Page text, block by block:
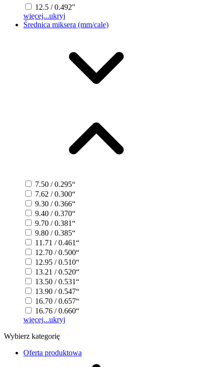
12.5 / 0.492"
więcej...ukryj
Średnica miksera (mm/cale)
7.50 / 0.295“
7.62 / 0.300“
9.30 / 0.366“
9.40 / 0.370“
9.70 / 0.381“
9.80 / 0.385“
11.71 / 0.461“
12.70 / 0.500“
12.95 / 0.510“
13.21 / 0.520“
13.50 / 0.531“
13.90 / 0.547“
16.70 / 0.657“
16.76 / 0.660“
więcej...ukryj
Wybierz kategorię
Oferta produktowa